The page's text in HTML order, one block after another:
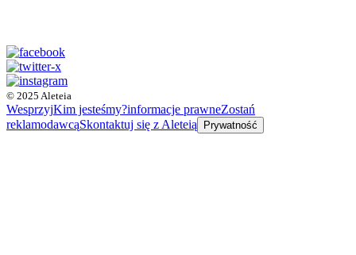
© 2025 Aleteia
WesprzyjKim jesteśmy?informacje prawneZostań
reklamodawcąSkontaktuj się z Aleteią Prywatność